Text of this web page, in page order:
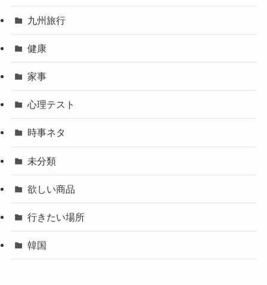
九州旅行
健康
家事
心理テスト
時事ネタ
未分類
欲しい商品
行きたい場所
韓国